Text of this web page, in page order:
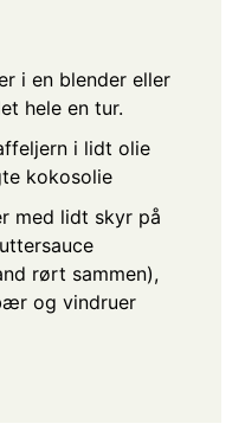
i en blender eller
hele en tur.
i lidt olie
kokosolie
med lidt skyr på
rørt sammen),
og vindruer